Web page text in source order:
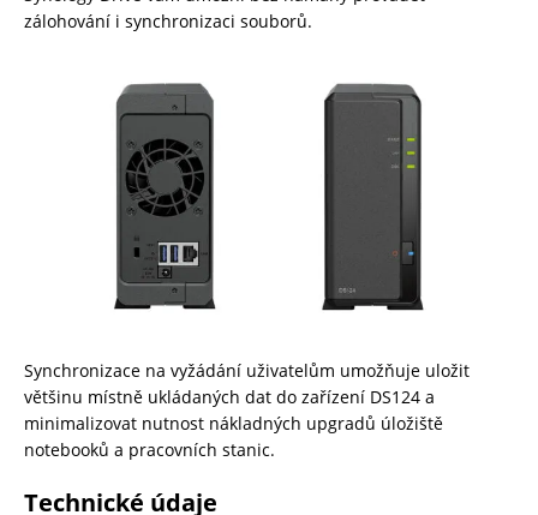
zálohování i synchronizaci souborů.
Synchronizace na vyžádání uživatelům umožňuje uložit
většinu místně ukládaných dat do zařízení DS124 a
minimalizovat nutnost nákladných upgradů úložiště
notebooků a pracovních stanic.
Technické údaje